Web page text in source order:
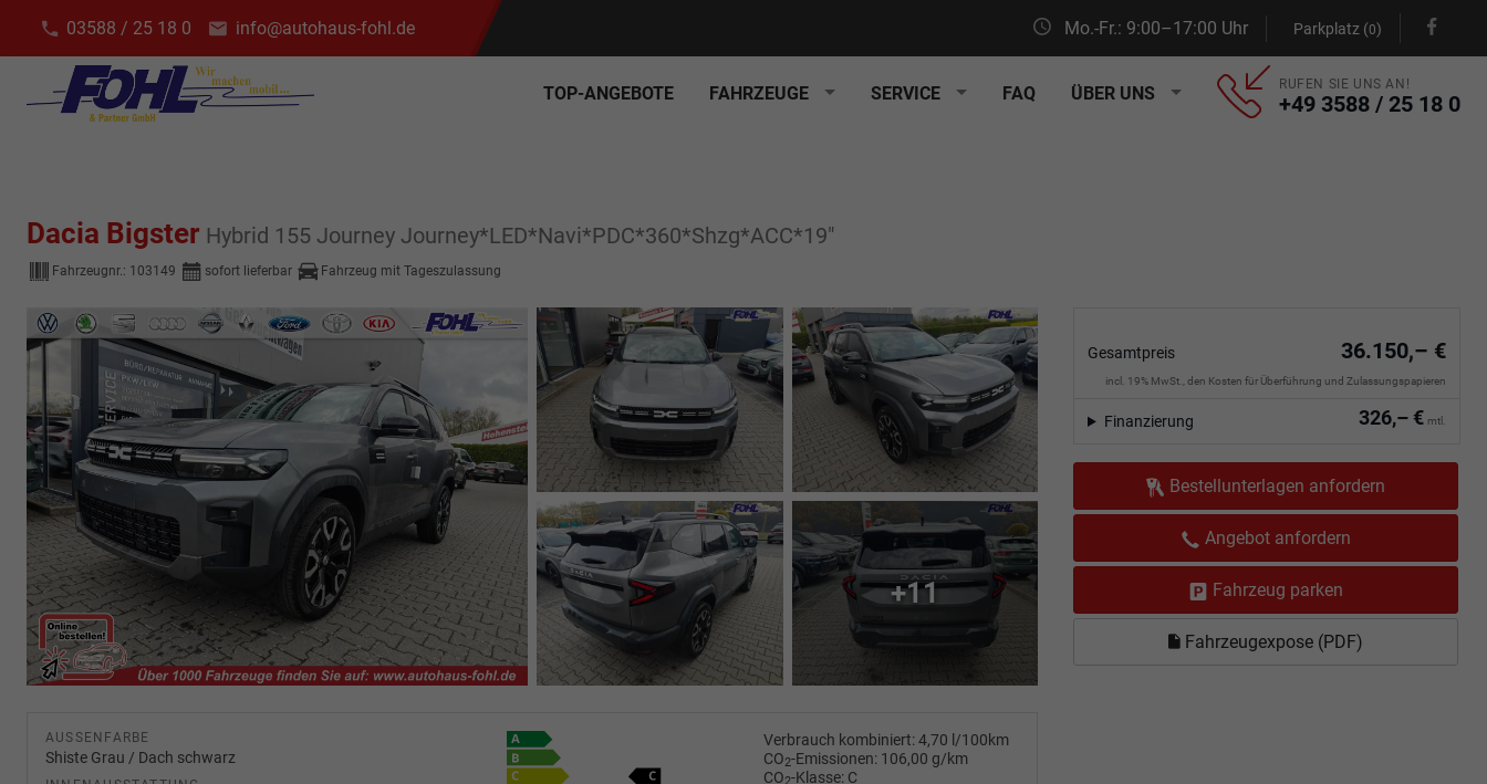
03588 / 25 18 0 info@autohaus-fohl.de Mo.-Fr.: 9:00–17:00 Uhr Parkplatz (0)
TOP-ANGEBOTE FAHRZEUGE SERVICE FAQ ÜBER UNS RUFEN SIE UNS AN!
+49 3588 / 25 18 0
Dacia Bigster Hybrid 155 Journey Journey*LED*Navi*PDC*360*Shzg*ACC*19"
Fahrzeugnr.: 103149 sofort lieferbar Fahrzeug mit Tageszulassung
Gesamtpreis 36.150,– €
incl. 19% MwSt., den Kosten für Überführung und Zulassungspapieren
326,– € mtl.
Finanzierung
Bestellunterlagen anfordern
Angebot anfordern
Fahrzeug parken
Fahrzeugexpose (PDF)
+11
AUSSENFARBE
Shiste Grau / Dach schwarz
Verbrauch kombiniert:4,70 l/100km
CO2-Emissionen: 106,00 g/km
CO -Klasse: C